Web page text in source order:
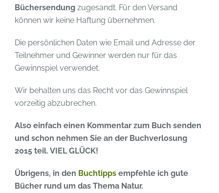
Büchersendung zugesandt. Für den Versand
können wir keine Haftung übernehmen.
Die persönlichen Daten wie Email und Adresse der
Teilnehmer und Gewinner werden nur für das
Gewinnspiel verwendet.
Wir behalten uns das Recht vor das Gewinnspiel
vorzeitig abzubrechen.
Also einfach einen Kommentar zum Buch senden
und schon nehmen Sie an der Buchverlosung
2015 teil. VIEL GLÜCK!
Übrigens, in den Buchtipps empfehle ich gute
Bücher rund um das Thema Natur.